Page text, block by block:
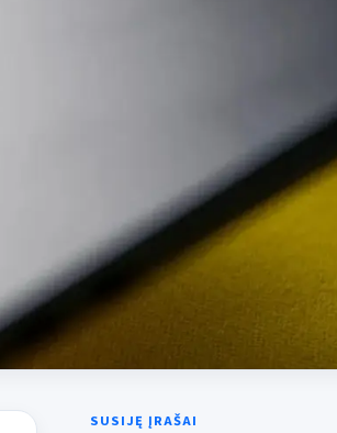
SUSIJĘ ĮRAŠAI